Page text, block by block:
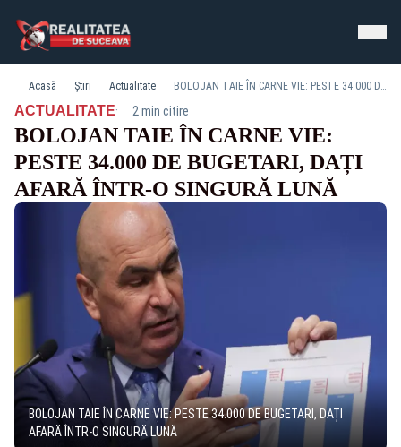
Acasă Știri Actualitate BOLOJAN TAIE ÎN CARNE VIE: PESTE 34.000 DE BUGETARI, DAȚI AFARĂ ÎNTR-O SINGURĂ LUNĂ
ACTUALITATE· 2 min citire
BOLOJAN TAIE ÎN CARNE VIE:
PESTE 34.000 DE BUGETARI, DAȚI
AFARĂ ÎNTR-O SINGURĂ LUNĂ
BOLOJAN TAIE ÎN CARNE VIE: PESTE 34.000 DE BUGETARI, DAȚI
AFARĂ ÎNTR-O SINGURĂ LUNĂ